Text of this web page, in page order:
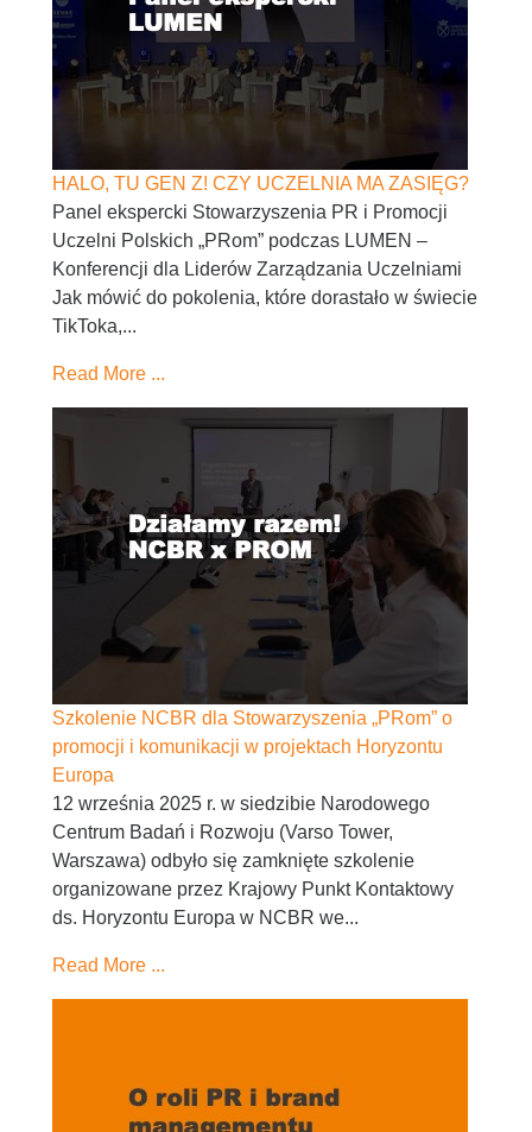
HALO, TU GEN Z! CZY UCZELNIA MA ZASIĘG?
Panel ekspercki Stowarzyszenia PR i Promocji
Uczelni Polskich „PRom” podczas LUMEN –
Konferencji dla Liderów Zarządzania Uczelniami
Jak mówić do pokolenia, które dorastało w świecie
TikToka,...
Read More ...
Szkolenie NCBR dla Stowarzyszenia „PRom” o
promocji i komunikacji w projektach Horyzontu
Europa
12 września 2025 r. w siedzibie Narodowego
Centrum Badań i Rozwoju (Varso Tower,
Warszawa) odbyło się zamknięte szkolenie
organizowane przez Krajowy Punkt Kontaktowy
ds. Horyzontu Europa w NCBR we...
Read More ...